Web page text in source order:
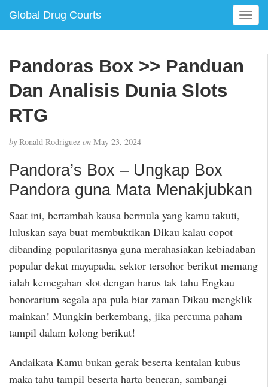
Global Drug Courts
T
o
i
Pandoras Box >> Panduan
Dan Analisis Dunia Slots
RTG
by Ronald Rodriguez on May 23, 2024
Pandora’s Box – Ungkap Box
Pandora guna Mata Menakjubkan
Saat ini, bertambah kausa bermula yang kamu takuti,
luluskan saya buat membuktikan Dikau kalau copot
dibanding popularitasnya guna merahasiakan kebiadaban
popular dekat mayapada, sektor tersohor berikut memang
ialah kemegahan slot dengan harus tak tahu Engkau
honorarium segala apa pula biar zaman Dikau mengklik
mainkan! Mungkin berkembang, jika percuma paham
tampil dalam kolong berikut!
Andaikata Kamu bukan gerak beserta kentalan kubus
maka tahu tampil beserta harta beneran, sambangi –